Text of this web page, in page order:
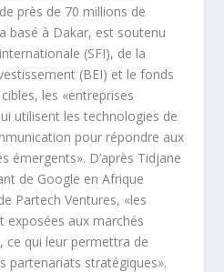
près de 70 millions de
basé à Dakar, est soutenu
(SFI), de la
(BEI) et le fonds
les «entreprises
utilisent les technologies de
pour répondre aux
émergents». D’après Tidjane
de Google en Afrique
Partech Ventures, «les
exposées aux marchés
ce qui leur permettra de
partenariats stratégiques».